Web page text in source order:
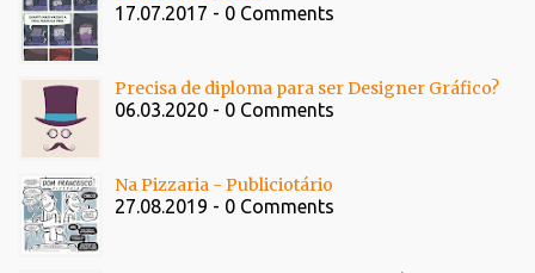
17.07.2017 - 0 Comments
Precisa de diploma para ser Designer Gráfico?
06.03.2020 - 0 Comments
Na Pizzaria - Publiciotário
27.08.2019 - 0 Comments